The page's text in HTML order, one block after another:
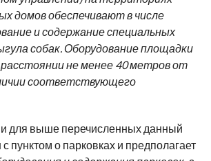
домов обеспечивают в числе
и содержание специальных
собак. Оборудование площадки
не менее 40 метров от
соответствующего
для выше перечисленных данный
пунктом о парковках и предполагает